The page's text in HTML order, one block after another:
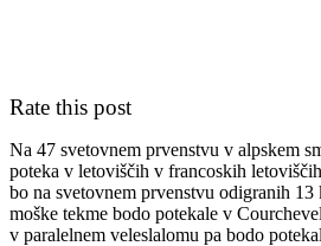
Rate this post
Na 47 svetovnem prvenstvu v alpskem
poteka v letoviščih v francoskih
bo na svetovnem prvenstvu odigranih
moške tekme bodo potekale v
v paralelnem veleslalomu pa bodo